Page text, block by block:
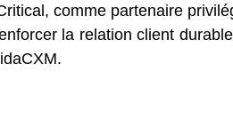
comme partenaire
la relation client